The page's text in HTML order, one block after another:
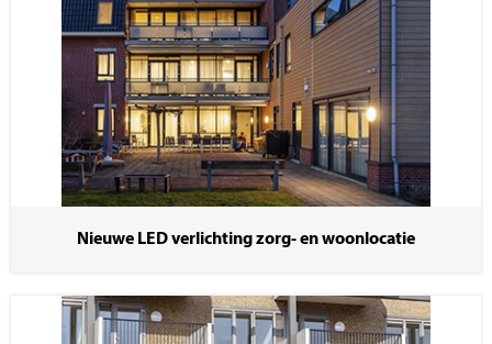
Nieuwe LED verlichting zorg- en woonlocatie